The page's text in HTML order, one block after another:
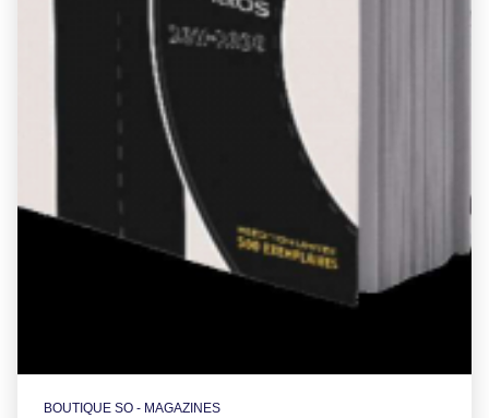
BOUTIQUE SO - MAGAZINES